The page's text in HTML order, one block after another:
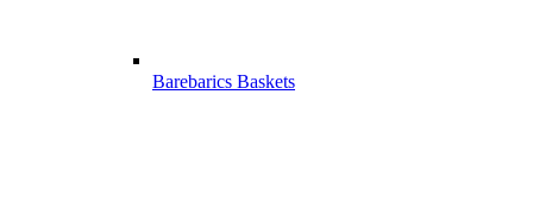
Barebarics Baskets